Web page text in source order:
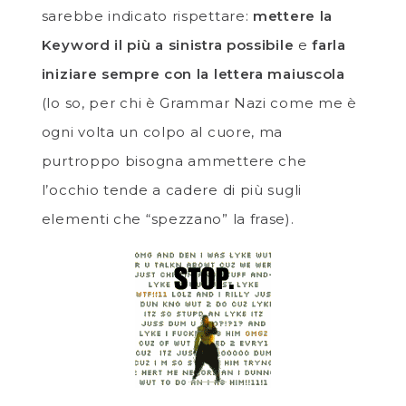
sarebbe indicato rispettare: mettere la
Keyword il più a sinistra possibile efarla
iniziare sempre con la lettera maiuscola
(lo so, per chi è Grammar Nazi come me è
ogni volta un colpo al cuore, ma
purtroppo bisogna ammettere che
l’occhio tende a cadere di più sugli
elementi che “spezzano” la frase).